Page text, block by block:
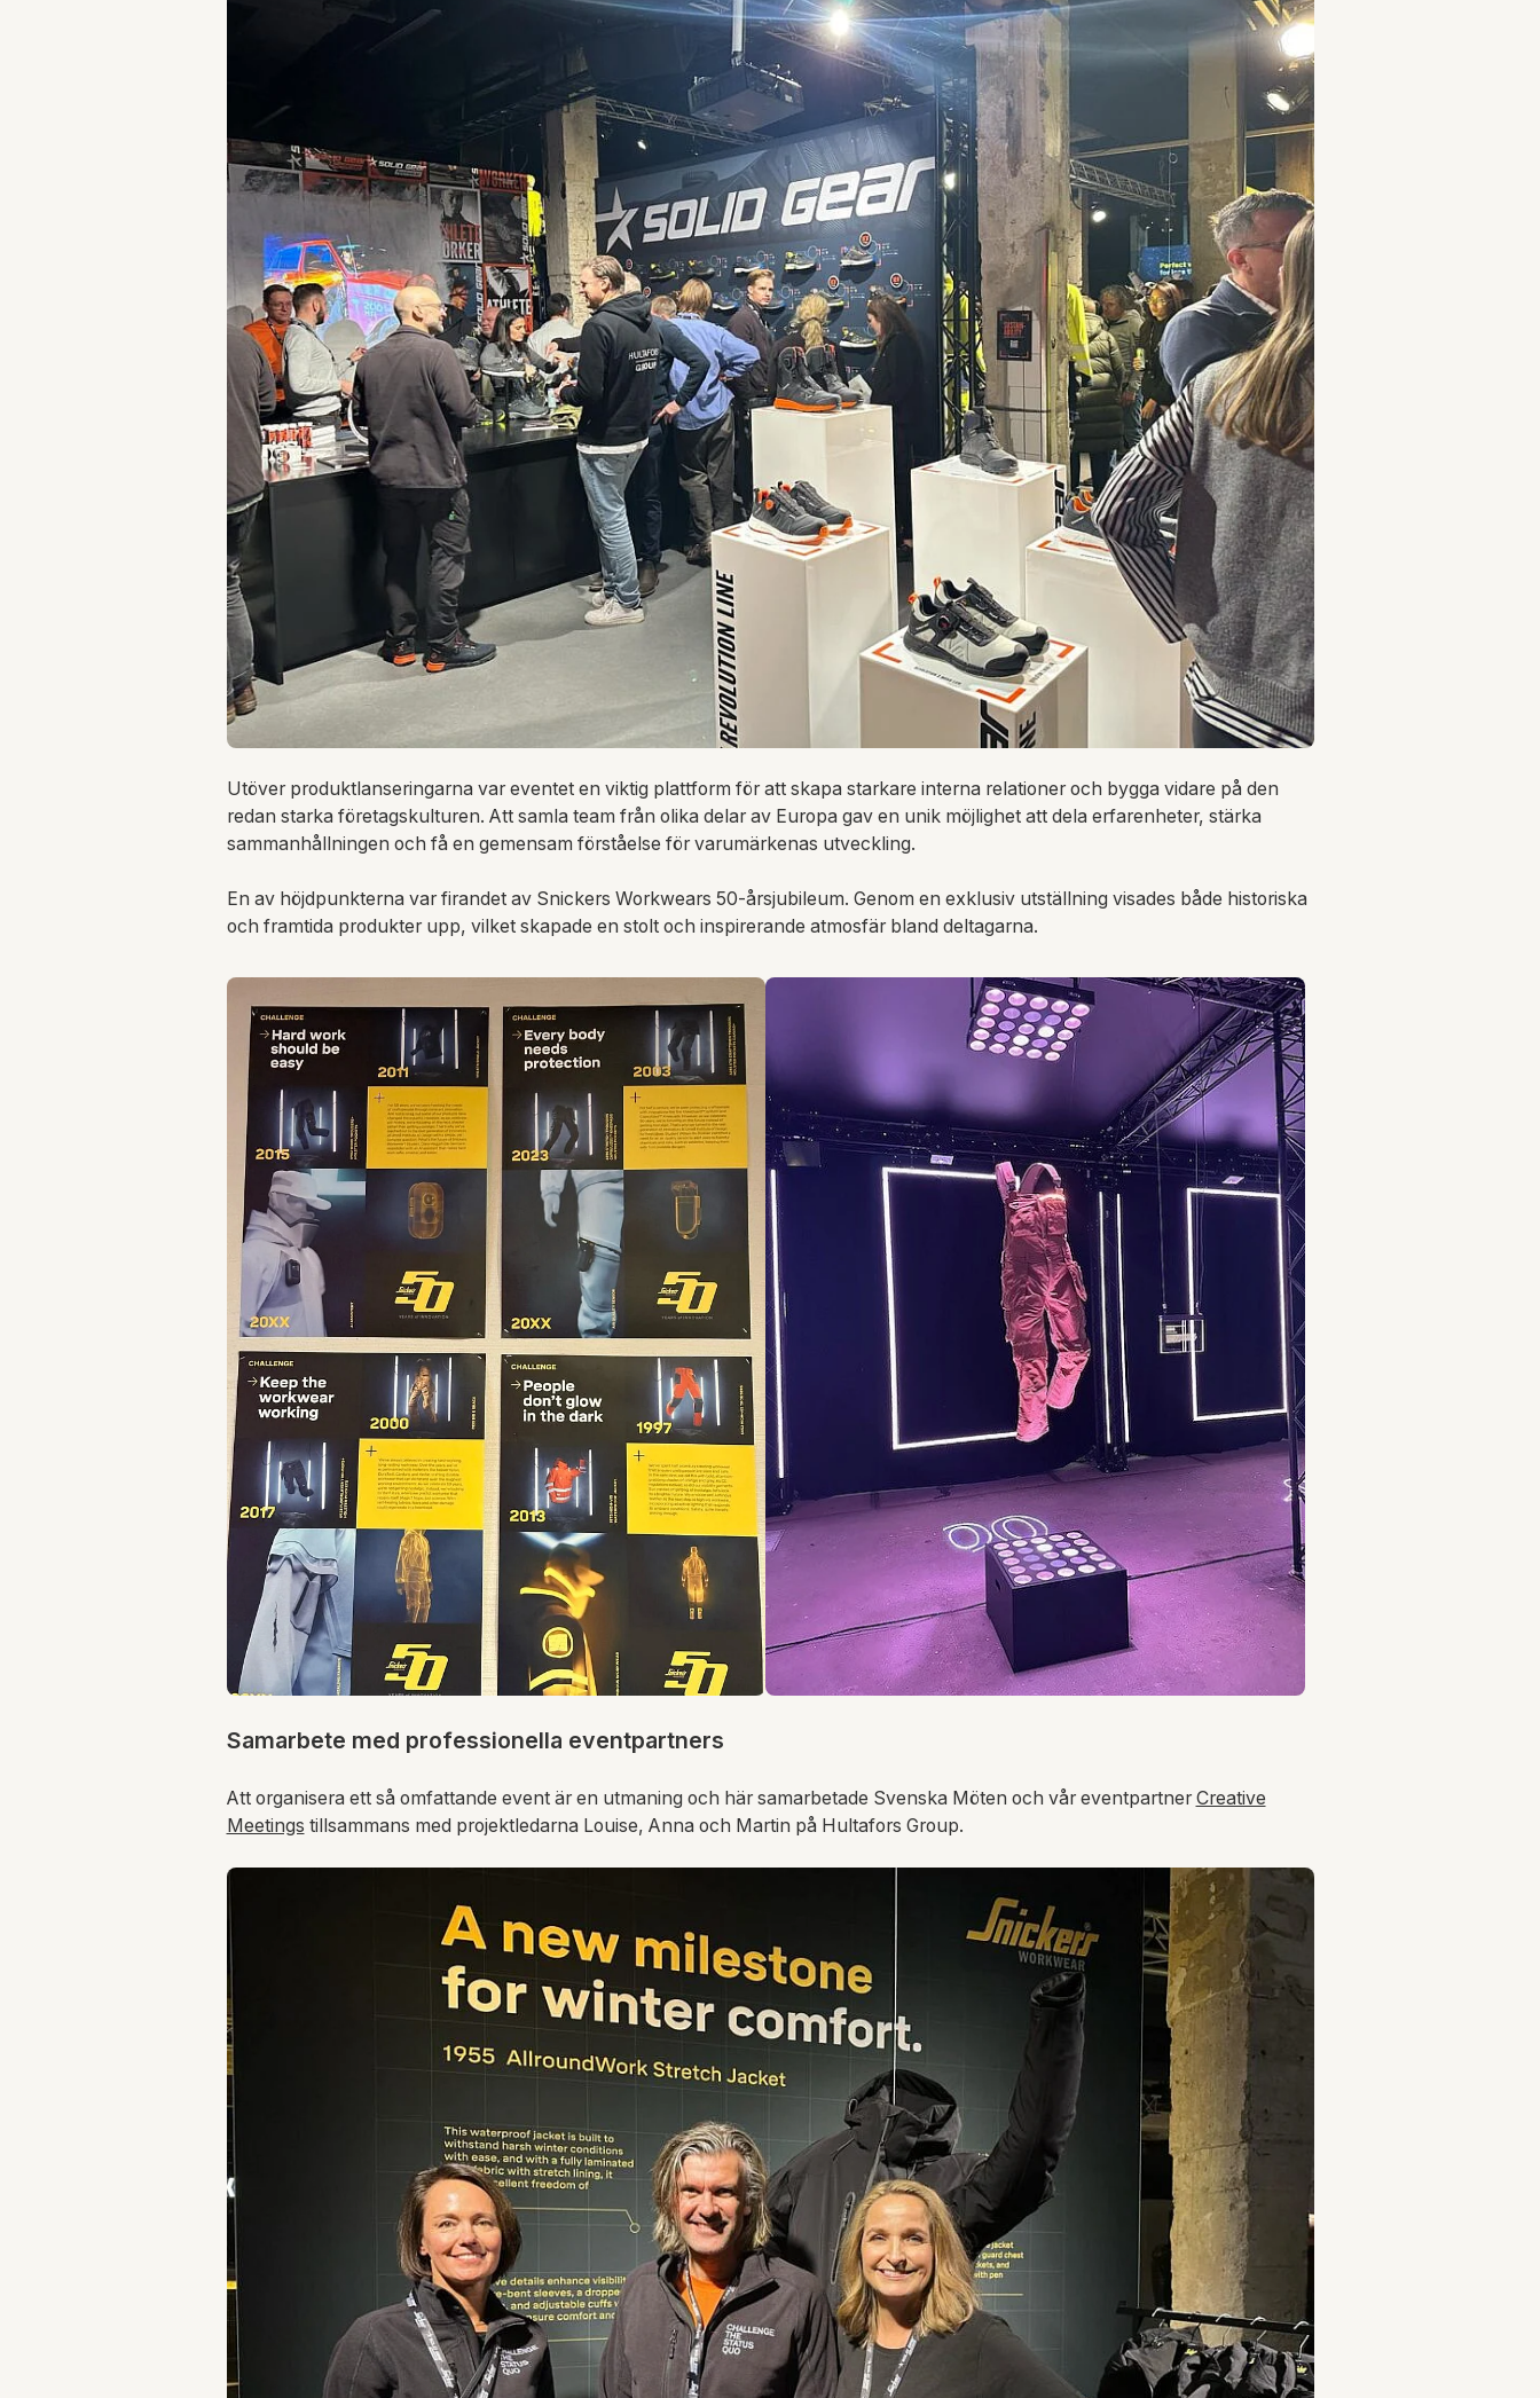
Utöver produktlanseringarna var eventet en viktig plattform för att skapa starkare interna relationer och bygga vidare på den
redan starka företagskulturen. Att samla team från olika delar av Europa gav en unik möjlighet att dela erfarenheter, stärka
sammanhållningen och få en gemensam förståelse för varumärkenas utveckling.
En av höjdpunkterna var firandet av Snickers Workwears 50-årsjubileum. Genom en exklusiv utställning visades både historiska
och framtida produkter upp, vilket skapade en stolt och inspirerande atmosfär bland deltagarna.
Samarbete med professionella eventpartners
Att organisera ett så omfattande event är en utmaning och här samarbetade Svenska Möten och vår eventpartner Creative
Meetings tillsammans med projektledarna Louise, Anna och Martin på Hultafors Group.